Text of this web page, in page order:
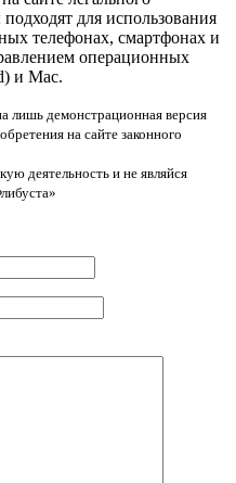
для использования
телефонах, смартфонах и
операционных
и Mac.
лишь демонстрационная версия
на сайте законного
деятельность и не являйся